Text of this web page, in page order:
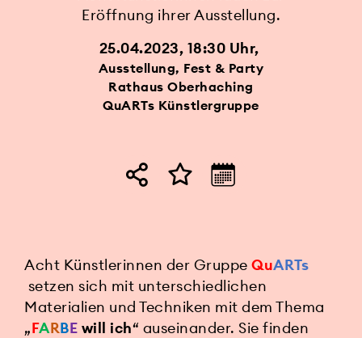
Eröffnung ihrer Ausstellung.
25.04.2023, 18:30 Uhr
Ausstellung, Fest & Party
Rathaus Oberhaching
QuARTs Künstlergruppe
Acht Künstlerinnen der Gruppe QuARTs
setzen sich mit unterschiedlichen
Materialien und Techniken mit dem Thema
„FARBE will ich“ auseinander. Sie finden